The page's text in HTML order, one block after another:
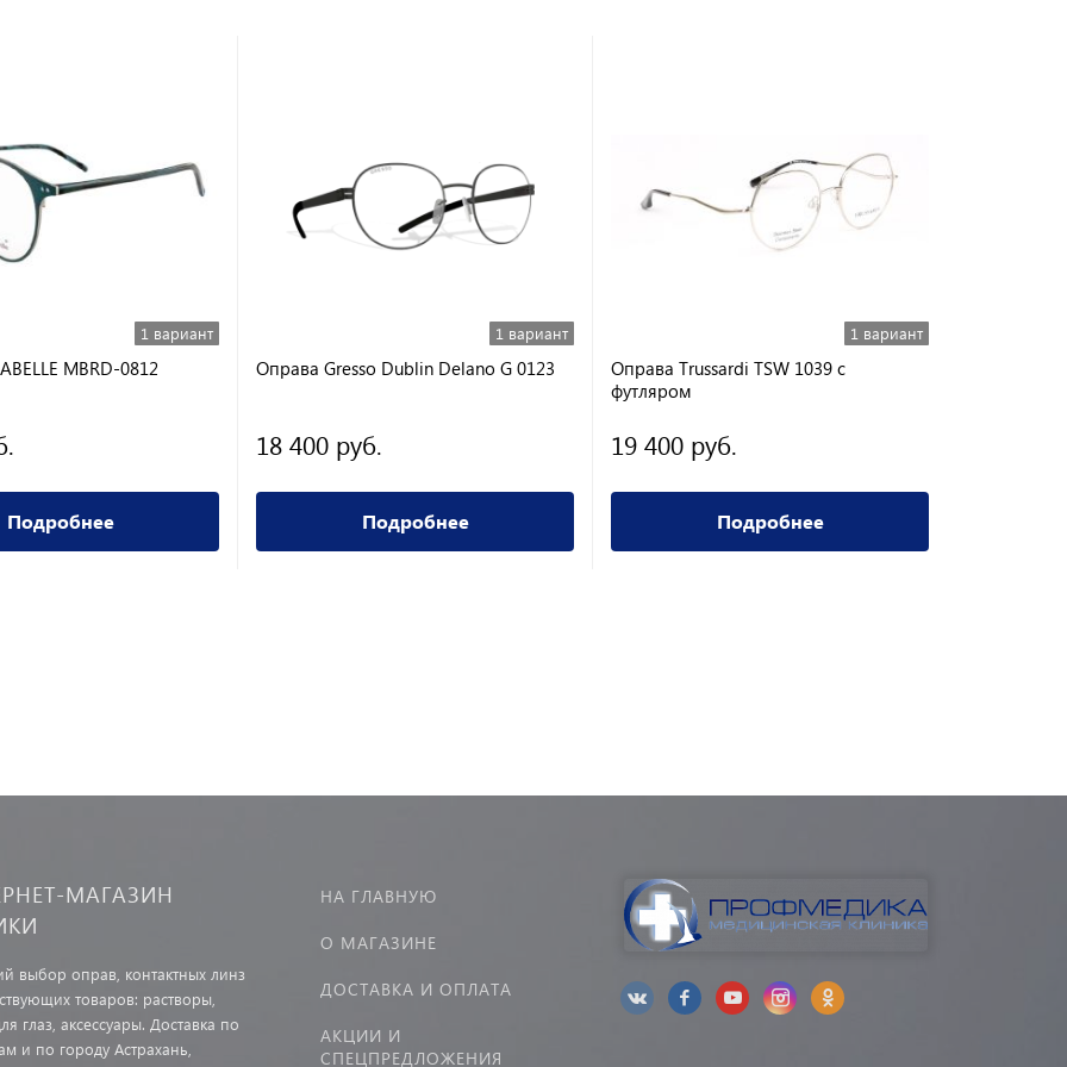
1 вариант
MBRD-0812
Подробнее
1 вариант
Оправа Gresso Dublin Delano G 0123
18 400 руб.
Подробнее
1 вариант
Оправа Trussardi TSW 1039 с
футляром
19 400 руб.
Подробнее
МАГАЗИН
выбор оправ, контактных линз
товаров: растворы,
глаз, аксессуары. Доставка по
и по городу Астрахань,
НА ГЛАВНУЮ
О МАГАЗИНЕ
ДОСТАВКА И ОПЛАТА
АКЦИИ И
СПЕЦПРЕДЛОЖЕНИЯ